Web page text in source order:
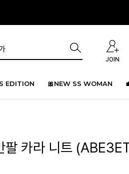
JOIN
EDITION 🎀NEW SS WOMAN
팔 카라 니트